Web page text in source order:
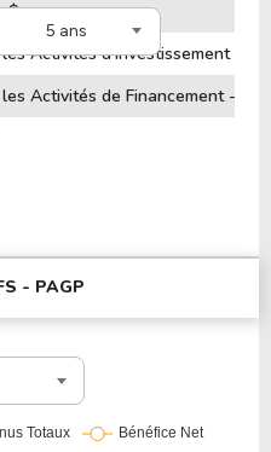
5 ans
$
Activités d'Investissement - $
Activités de Financement - $
- PAGP